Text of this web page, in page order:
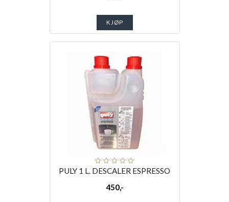
KJØP
PULY 1 L. DESCALER ESPRESSO
450,-